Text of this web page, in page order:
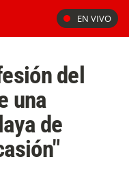
EN VIVO
del
una
de